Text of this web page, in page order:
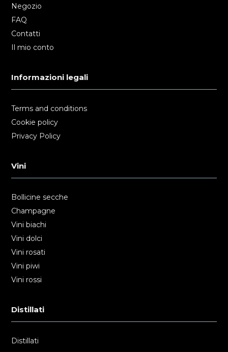
Negozio
FAQ
Contatti
Il mio conto
Informazioni legali
Terms and conditions
Cookie policy
Privacy Policy
Vini
Bollicine secche
Champagne
Vini biachi
Vini dolci
Vini rosati
Vini piwi
Vini rossi
Distillati
Distillati